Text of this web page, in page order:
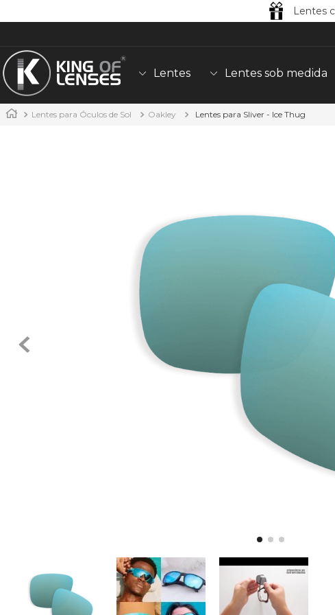
Lentes
Lentes Lentes sob medida
Lentes para Óculos de Sol Oakley Lentes para Sliver - Ice Thug